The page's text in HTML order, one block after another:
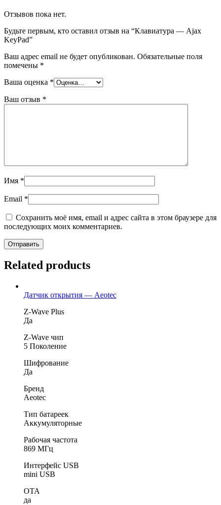
Отзывов пока нет.
Будьте первым, кто оставил отзыв на “Клавиатура — Ajax
KeyPad”
Ваш адрес email не будет опубликован. Обязательные поля
помечены *
Ваша оценка *
Ваш отзыв *
Имя *
Email *
Сохранить моё имя, email и адрес сайта в этом браузере для
последующих моих комментариев.
Related products
Датчик открытия — Aeotec
Z-Wave Plus
Да
Z-Wave чип
5 Поколение
Шифрование
Да
Бренд
Aeotec
Тип батареек
Аккумуляторные
Рабочая частота
869 МГц
Интерфейс USB
mini USB
OTA
да